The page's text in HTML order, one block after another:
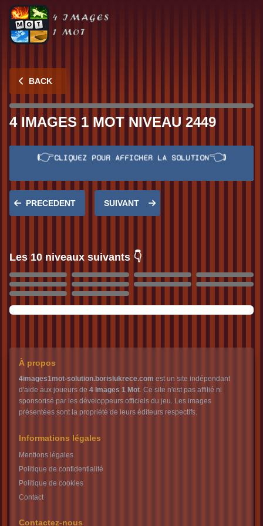
BACK
4 IMAGES 1 MOT NIVEAU 2449
Réponse:VACHE
👉CLIQUEZ POUR AFFICHER LA SOLUTION👈
PRECEDENT SUIVANT
Les 10 niveaux suivants 👇
2454
2455 2456
2457
2458
2459
À propos
4images1mot-solution.borislukrece.com est un site indépendant
d'aide aux joueurs de 4 Images 1 Mot. Ce site n'est pas affilié ni
sponsorisé par les développeurs officiels du jeu. Les images
présentées sont la propriété de leurs éditeurs respectifs.
Informations légales
Mentions légales
Politique de confidentialité
Politique de cookies
Contact
Contactez-nous